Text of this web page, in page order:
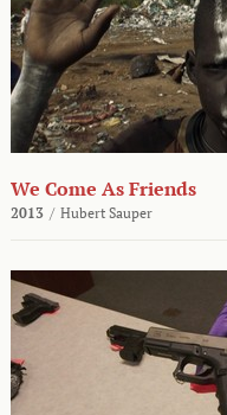
We Come As Friends
2013 / Hubert Sauper